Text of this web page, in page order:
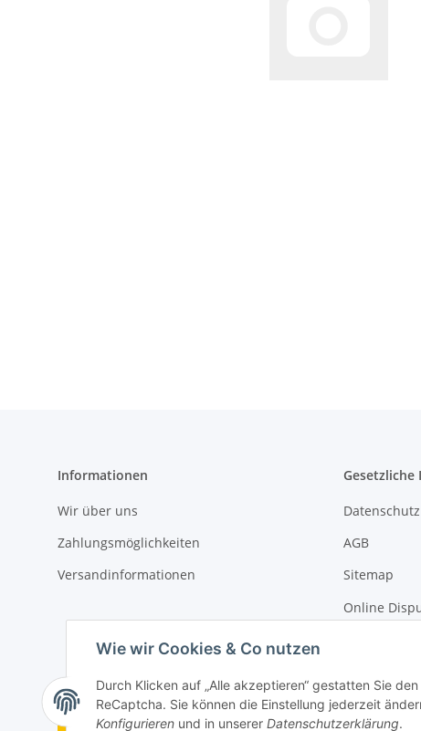
Wie wir Cookies & Co nutzen
Durch Klicken auf „Alle akzeptieren“ gestatten Sie
ReCaptcha. Sie können die Einstellung jederzeit
Konfigurieren und in unserer Datenschutzerklärung.
Informationen
Wir über uns
Zahlungsmöglichkeiten
Versandinformationen
Datenschutz
AGB
Sitemap
Online
Vertrag widerrufen